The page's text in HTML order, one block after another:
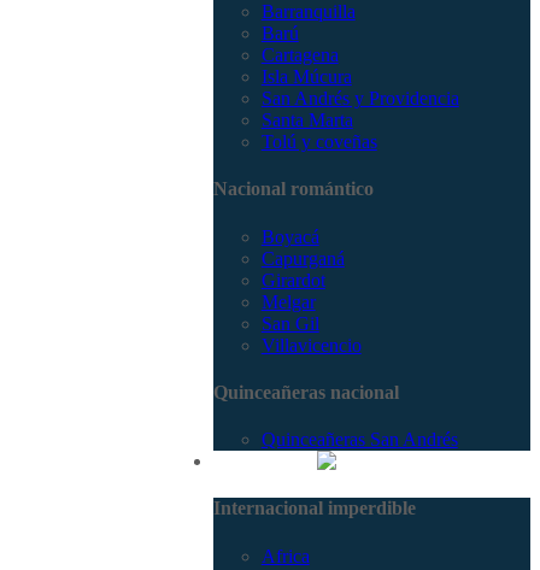
Barranquilla
Barú
Cartagena
Isla Múcura
San Andrés y Providencia
Santa Marta
Tolú y coveñas
Nacional romántico
Boyacá
Capurganá
Girardot
Melgar
San Gil
Villavicencio
Quinceañeras nacional
Quinceañeras San Andrés
Internacional imperdible
Africa